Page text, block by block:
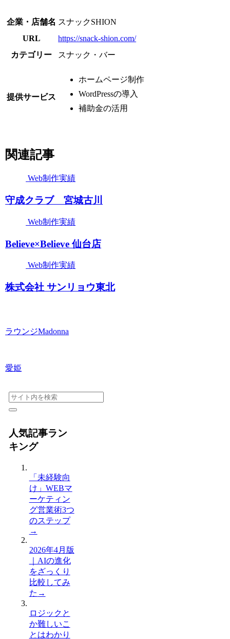
企業・店舗名 スナックSHION
URL
https://snack-shion.com/
カテゴリー
スナック・バー
提供サービス
ホームページ制作
WordPressの導入
補助金の活用
関連記事
Web制作実績
守成クラブ 宮城古川
Web制作実績
Believe×Believe 仙台店
Web制作実績
株式会社 サンリョウ東北
ラウンジMadonna
愛姫
人気記事ラン
キング
「未経験向
け」WEBマ
ーケティン
グ営業術3つ
のステップ
→
2026年4月版
｜AIの進化
をざっくり
比較してみ
た →
ロジックと
か難しいこ
とはわかり